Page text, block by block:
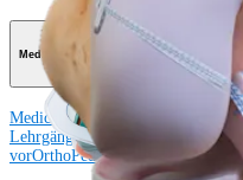
Medical Education
Medical Education
Lehrgänge ArthroLab™-Standorte
vorOrthoPedia